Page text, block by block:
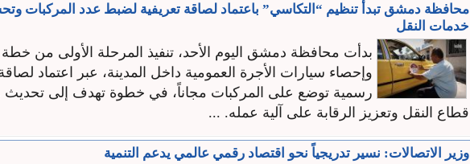
محافظة دمشق تبدأ تنظيم “التكاسي” باعتماد لصاقة تعريفية لضبط عدد المركبات
خدمات النقل
بدأت محافظة دمشق اليوم الأحد، تنفيذ المرحلة الأولى من خطة
وإحصاء سيارات الأجرة العمومية داخل المدينة، عبر اعتماد
رسمية توضع على المركبات مجاناً، في خطوة تهدف إلى تحديث
قطاع النقل وتعزيز الرقابة على آلية عمله. ...
وزير الاتصالات: نسير تدريجياً نحو اقتصاد رقمي عالمي يدعم التنمية